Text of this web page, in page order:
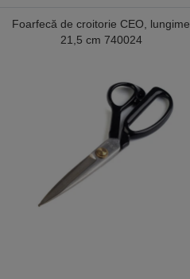
Foarfecă de croitorie CEO, lungime
21,5 cm 740024